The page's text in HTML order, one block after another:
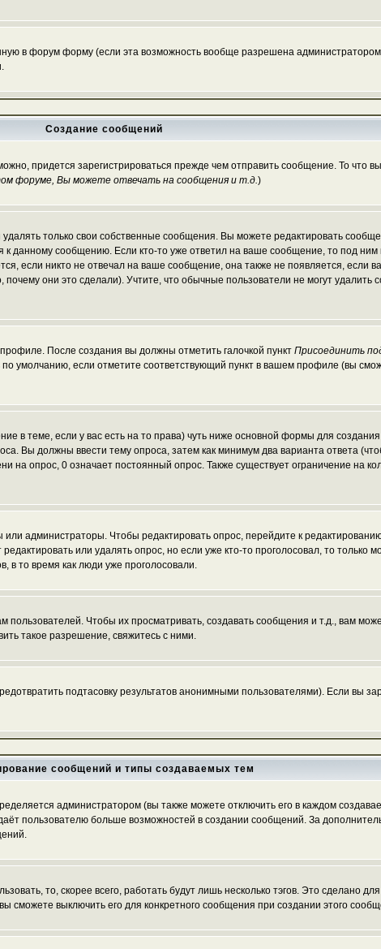
в форум форму (если эта возможность вообще разрешена
Создание сообщений
придется зарегистрироваться прежде чем отправить сообщение. То что
форуме, Вы можете отвечать на сообщения и т.д.)
только свои собственные сообщения. Вы можете редактировать
к данному сообщению. Если кто-то уже ответил на ваше сообщение, то под
если никто не отвечал на ваше сообщение, она также не появляется, если
они это сделали). Учтите, что обычные пользователи не могут удалить
После создания вы должны отметить галочкой пункт Присоединить
умолчанию, если отметите соответствующий пункт в вашем профиле (вы
в теме, если у вас есть на то права) чуть ниже основной формы для
Вы должны ввести тему опроса, затем как минимум два варианта ответа
на опрос, 0 означает постоянный опрос. Также существует ограничение на
администраторы. Чтобы редактировать опрос, перейдите к
или удалять опрос, но если уже кто-то проголосовал, то
в то время как люди уже проголосовали.
Чтобы их просматривать, создавать сообщения и т.д., вам
такое разрешение, свяжитесь с ними.
подтасовку результатов анонимными пользователями). Если вы
сообщений и типы создаваемых тем
администратором (вы также можете отключить его в каждом
пользователю больше возможностей в создании сообщений. За
то, скорее всего, работать будут лишь несколько тэгов. Это сделано для
сможете выключить его для конкретного сообщения при создании этого